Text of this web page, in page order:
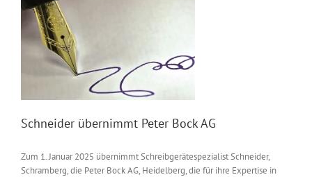
Schneider übernimmt Peter Bock AG
Zum 1. Januar 2025 übernimmt Schreibgerätespezialist Schneider,
Schramberg, die Peter Bock AG, Heidelberg, die für ihre Expertise in